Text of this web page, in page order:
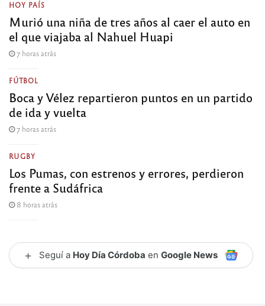
HOY PAÍS
Murió una niña de tres años al caer el auto en
el que viajaba al Nahuel Huapi
7 horas atrás
FÚTBOL
Boca y Vélez repartieron puntos en un partido
de ida y vuelta
7 horas atrás
RUGBY
Los Pumas, con estrenos y errores, perdieron
frente a Sudáfrica
8 horas atrás
+ Seguí a Hoy Día Córdoba en Google News